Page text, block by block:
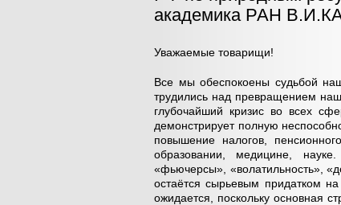
академика РАН
Уважаемые товарищи!
Все мы обеспокоены судьбой
трудились над превращением
глубочайший кризис во всех
демонстрирует полную
повышение налогов,
образовании, медицине,
«фьючерсы», «волатильность»,
остаётся сырьевым придатком
ожидается, поскольку основная